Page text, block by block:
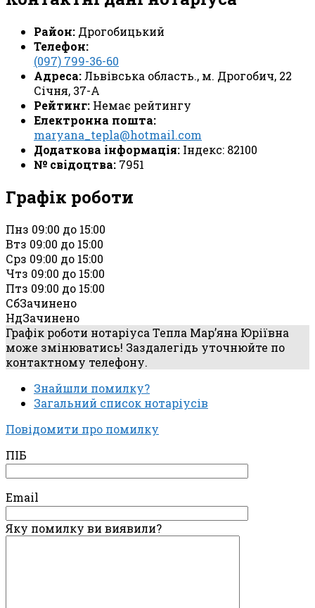
Район: Дрогобицький
Телефон:
(097) 799-36-60
Адреса: Львівська область., м. Дрогобич, 22
Січня, 37-А
Рейтинг: Немає рейтингу
Електронна пошта:
maryana_tepla@hotmail.com
Додаткова інформація: Індекс: 82100
№ свідоцтва: 7951
Графік роботи
Пнз 09:00 до 15:00
Втз 09:00 до 15:00
Срз 09:00 до 15:00
Чтз 09:00 до 15:00
Птз 09:00 до 15:00
СбЗачинено
НдЗачинено
Графік роботи нотаріуса Тепла Мар’яна Юріївна
може змінюватись! Заздалегідь уточнюйте по
контактному телефону.
Знайшли помилку?
Загальний список нотаріусів
Повідомити про помилку
ПІБ
Email
Яку помилку ви виявили?